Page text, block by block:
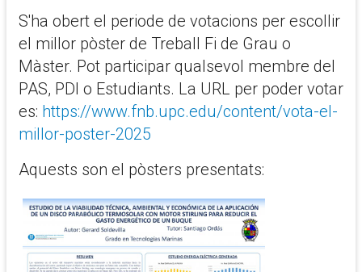
S'ha obert el periode de votacions per escollir
el millor pòster de Treball Fi de Grau o
Màster. Pot participar qualsevol membre del
PAS, PDI o Estudiants. La URL per poder votar
es: https://www.fnb.upc.edu/content/vota-el-
millor-poster-2025
Aquests son el pòsters presentats: